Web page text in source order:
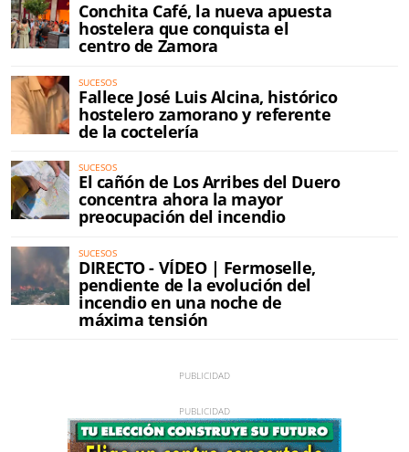
Conchita Café, la nueva apuesta
hostelera que conquista el
centro de Zamora
SUCESOS
Fallece José Luis Alcina, histórico
hostelero zamorano y referente
de la coctelería
SUCESOS
El cañón de Los Arribes del Duero
concentra ahora la mayor
preocupación del incendio
SUCESOS
DIRECTO - VÍDEO | Fermoselle,
pendiente de la evolución del
incendio en una noche de
máxima tensión